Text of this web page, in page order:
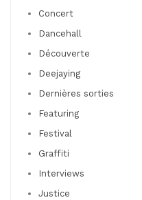
Concert
Dancehall
Découverte
Deejaying
Dernières sorties
Featuring
Festival
Graffiti
Interviews
Justice